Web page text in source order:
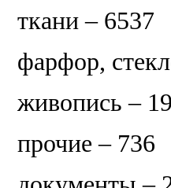
ткани – 6537
фарфор,
живопись –
прочие – 736